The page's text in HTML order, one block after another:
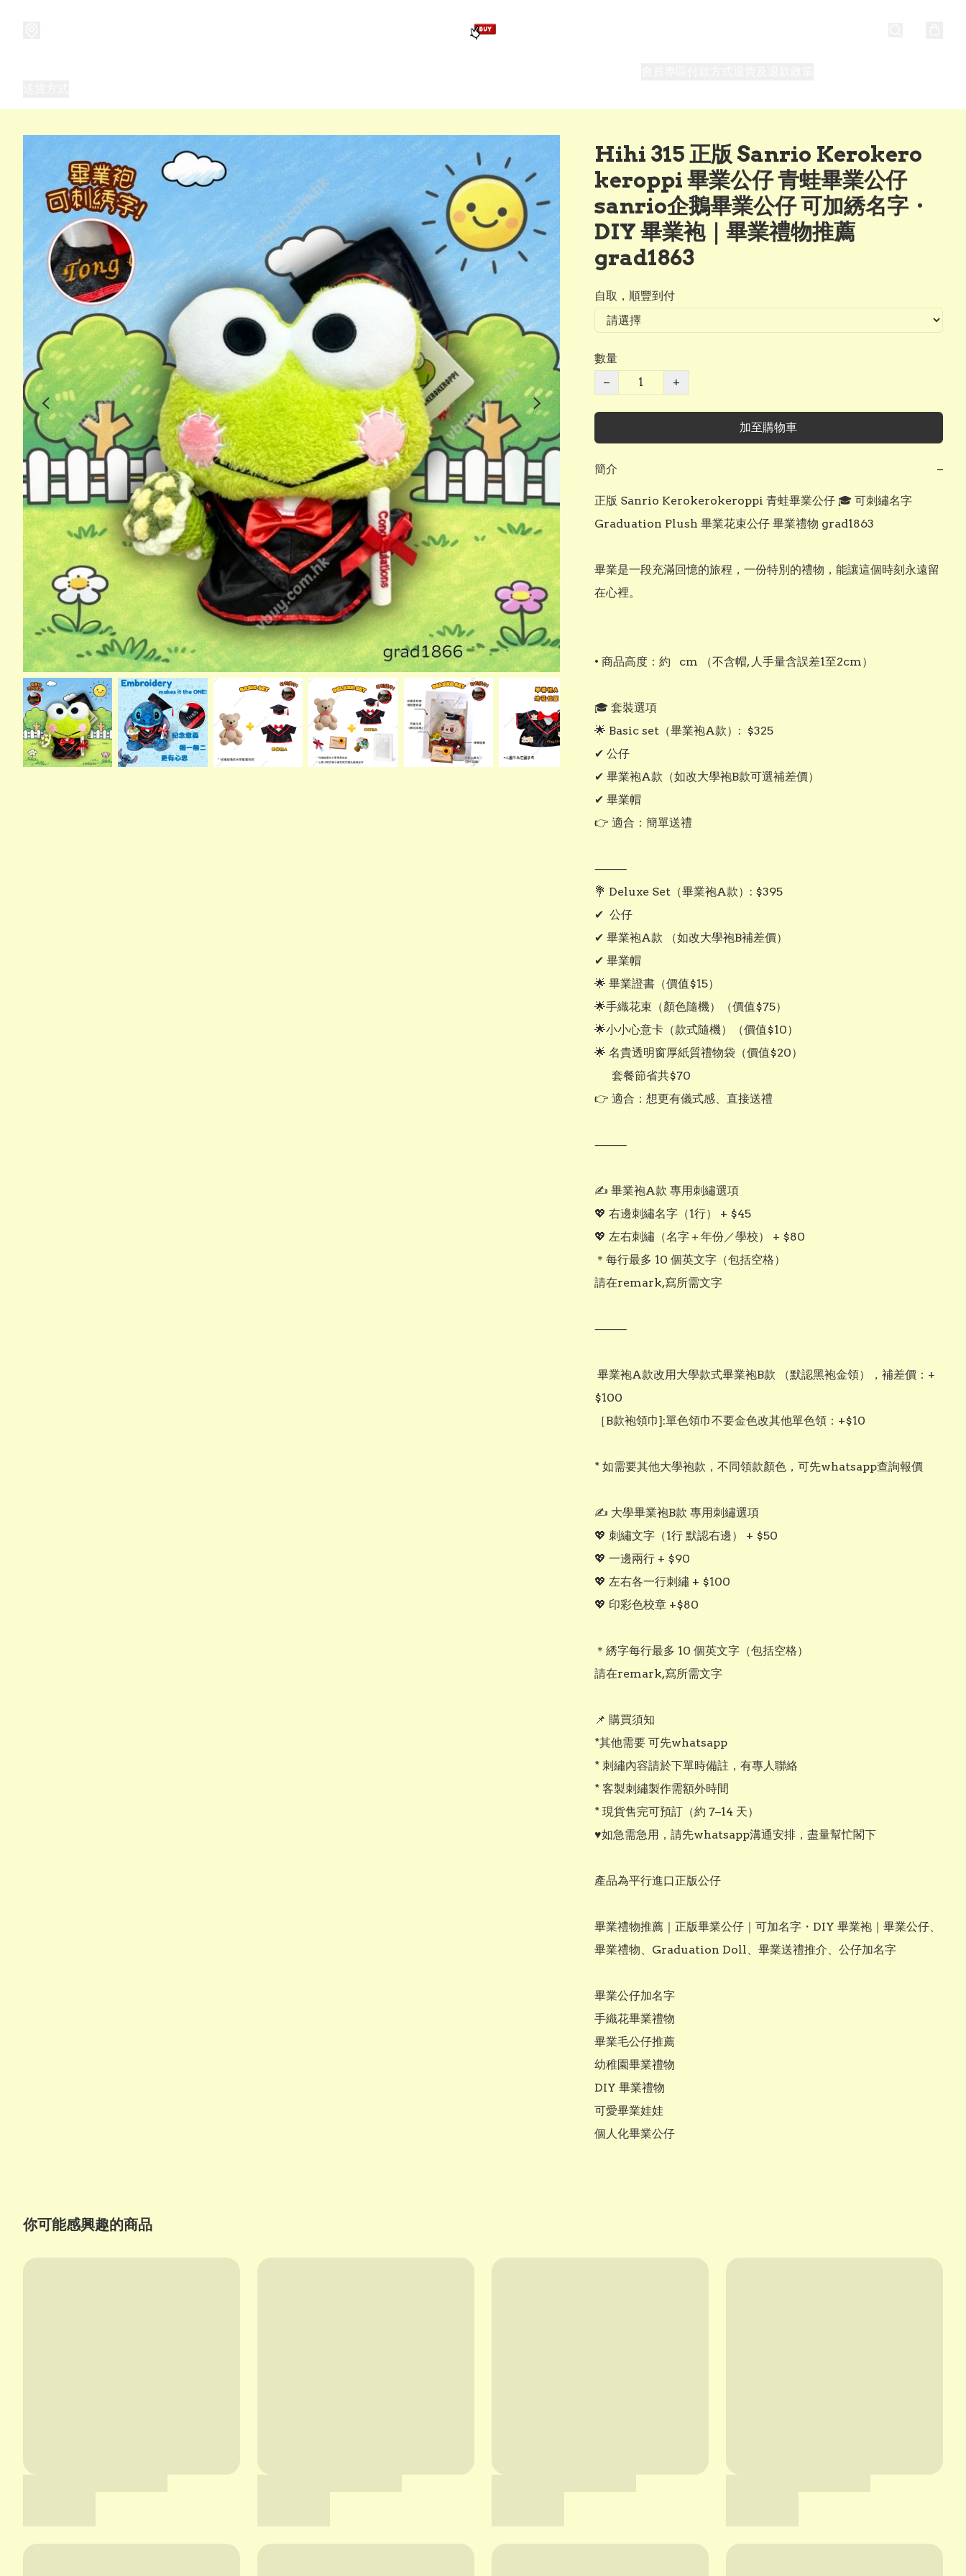
Hihi 315 正版 Sanrio Kerokero
keroppi 畢業公仔 青蛙畢業公仔
sanrio企鵝畢業公仔 可加綉名字・
DIY 畢業袍｜畢業禮物推薦
grad1863
自取，順豐到付
數量
−
+
加至購物車
簡介 −
正版 Sanrio Kerokerokeroppi 青蛙畢業公仔 🎓 可刺繡名字
Graduation Plush 畢業花束公仔 畢業禮物 grad1863
畢業是一段充滿回憶的旅程，一份特別的禮物，能讓這個時刻永遠留
在心裡。
• 商品高度：約   cm （不含帽, 人手量含誤差1至2cm）
🎓 套裝選項
🌟 Basic set（畢業袍A款）:  $325
✔ 公仔
✔ 畢業袍A款（如改大學袍B款可選補差價）
✔ 畢業帽
👉 適合：簡單送禮
⸻
💐 Deluxe Set（畢業袍A款）: $395
✔  公仔
✔ 畢業袍A款 （如改大學袍B補差價）
✔ 畢業帽
🌟 畢業證書（價值$15）
🌟手織花束（顏色隨機）（價值$75）
🌟小小心意卡（款式隨機）（價值$10）
🌟 名貴透明窗厚紙質禮物袋（價值$20）
👉 適合：想更有儀式感、直接送禮
⸻
✍️ 畢業袍A款 專用刺繡選項
💖 右邊刺繡名字（1行） + $45
💖 左右刺繡（名字＋年份／學校） + $80
＊每行最多 10 個英文字（包括空格）
請在remark,寫所需文字
⸻
$100
［B款袍領巾]:單色領巾不要金色改其他單色領：+$10
* 如需要其他大學袍款，不同領款顏色，可先whatsapp查詢報價
✍️ 大學畢業袍B款 專用刺繡選項
💖 刺繡文字（1行 默認右邊） + $50
💖 一邊兩行 + $90
💖 左右各一行刺繡 + $100
💖 印彩色校章 +$80
＊綉字每行最多 10 個英文字（包括空格）
請在remark,寫所需文字
📌 購買須知
*其他需要 可先whatsapp
* 刺繡內容請於下單時備註，有專人聯絡
* 客製刺繡製作需額外時間
* 現貨售完可預訂（約 7–14 天）
♥️如急需急用，請先whatsapp溝通安排，盡量幫忙閣下
產品為平行進口正版公仔
畢業禮物推薦｜正版畢業公仔｜可加名字・DIY 畢業袍｜畢業公仔、
畢業禮物、Graduation Doll、畢業送禮推介、公仔加名字
畢業公仔加名字
手織花畢業禮物
畢業毛公仔推薦
幼稚園畢業禮物
DIY 畢業禮物
可愛畢業娃娃
個人化畢業公仔
你可能感興趣的商品